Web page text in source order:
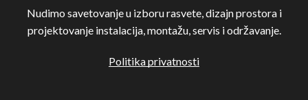
Nudimo savetovanje u izboru rasvete, dizajn prostora i
projektovanje instalacija, montažu, servis i održavanje.
Politika privatnosti